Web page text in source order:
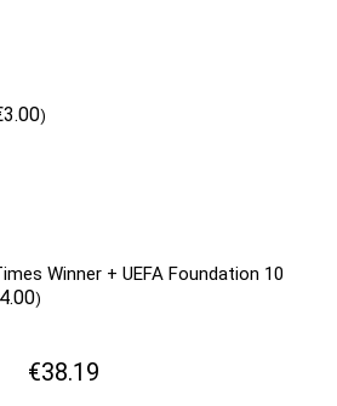
3.00)
Winner + UEFA Foundation 10
4.00)
€38.19